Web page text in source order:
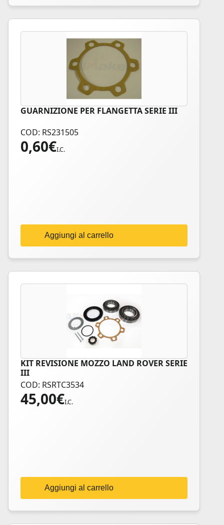
GUARNIZIONE PER FLANGETTA SERIE III
COD: RS231505
0,60€I.C.
Aggiungi al carrello
KIT REVISIONE MOZZO LAND ROVER SERIE
III
COD: RSRTC3534
45,00€I.C.
Aggiungi al carrello